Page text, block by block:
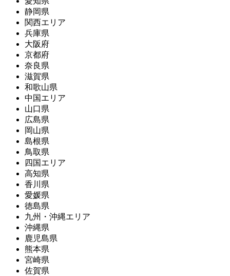
静岡県
関西エリア
兵庫県
大阪府
京都府
奈良県
滋賀県
和歌山県
中国エリア
山口県
広島県
岡山県
島根県
鳥取県
四国エリア
高知県
香川県
愛媛県
徳島県
九州・沖縄エリア
沖縄県
鹿児島県
熊本県
宮崎県
佐賀県